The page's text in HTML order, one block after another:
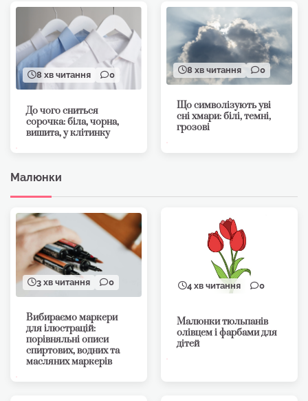
8 хв читання 0
До чого сниться
сорочка: біла, чорна,
вишита, у клітинку
8 хв читання 0
Що символізують уві
сні хмари: білі, темні,
грозові
Малюнки
3 хв читання 0
Вибираємо маркери
для ілюстрацій:
порівняльні описи
спиртових, водних та
масляних маркерів
4 хв читання 0
Малюнки тюльпанів
олівцем і фарбами для
дітей